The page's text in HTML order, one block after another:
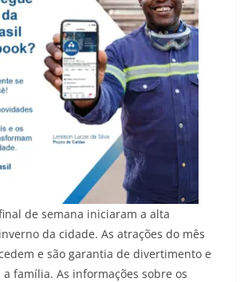
de semana iniciaram a alta
da cidade. As atrações do mês
e são garantia de divertimento e
família. As informações sobre os